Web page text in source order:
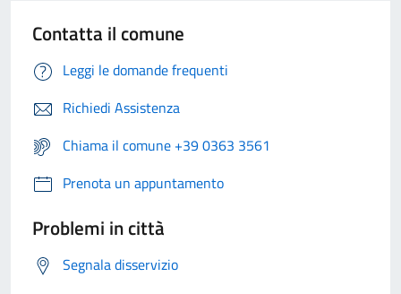
Contatta il comune
Leggi le domande frequenti
Richiedi Assistenza
Chiama il comune +39 0363 3561
Prenota un appuntamento
Problemi in città
Segnala disservizio